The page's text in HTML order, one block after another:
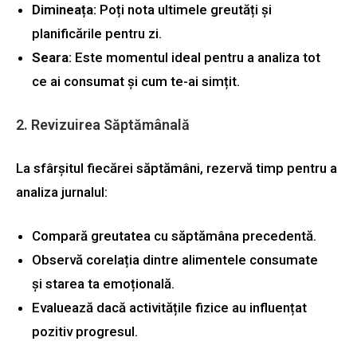
Dimineața: Poți nota ultimele greutăți și
planificările pentru zi.
Seara: Este momentul ideal pentru a analiza tot
ce ai consumat și cum te-ai simțit.
2. Revizuirea Săptămânală
La sfârșitul fiecărei săptămâni, rezervă timp pentru a
analiza jurnalul:
Compară greutatea cu săptămâna precedentă.
Observă corelația dintre alimentele consumate
și starea ta emoțională.
Evaluează dacă activitățile fizice au influențat
pozitiv progresul.